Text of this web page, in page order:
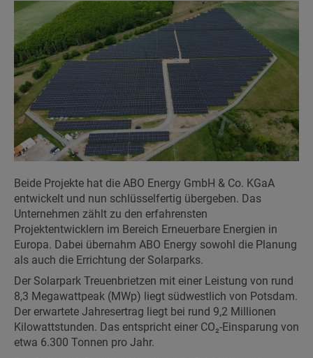
Beide Projekte hat die ABO Energy GmbH & Co. KGaA
entwickelt und nun schlüsselfertig übergeben. Das
Unternehmen zählt zu den erfahrensten
Projektentwicklern im Bereich Erneuerbare Energien in
Europa. Dabei übernahm ABO Energy sowohl die Planung
als auch die Errichtung der Solarparks.
Der Solarpark Treuenbrietzen mit einer Leistung von rund
8,3 Megawattpeak (MWp) liegt südwestlich von Potsdam.
Der erwartete Jahresertrag liegt bei rund 9,2 Millionen
Kilowattstunden. Das entspricht einer CO₂-Einsparung von
etwa 6.300 Tonnen pro Jahr.